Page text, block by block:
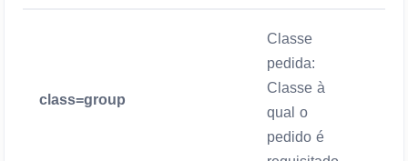
class=group
Classe
pedida:
Classe à
qual o
pedido é